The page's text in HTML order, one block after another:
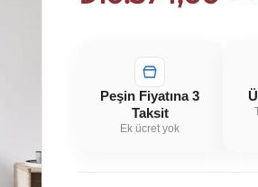
Peşin Fiyatına 3
Taksit
Ek ücret yok